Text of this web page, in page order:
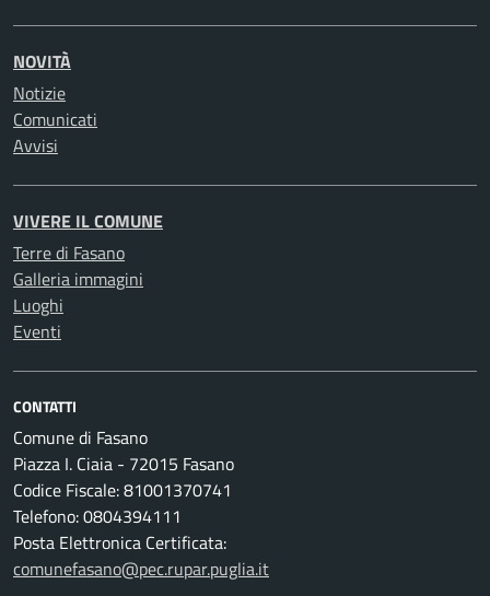
NOVITÀ
Notizie
Comunicati
Avvisi
VIVERE IL COMUNE
Terre di Fasano
Galleria immagini
Luoghi
Eventi
CONTATTI
Comune di Fasano
Piazza I. Ciaia - 72015 Fasano
Codice Fiscale: 81001370741
Telefono: 0804394111
Posta Elettronica Certificata:
comunefasano@pec.rupar.puglia.it